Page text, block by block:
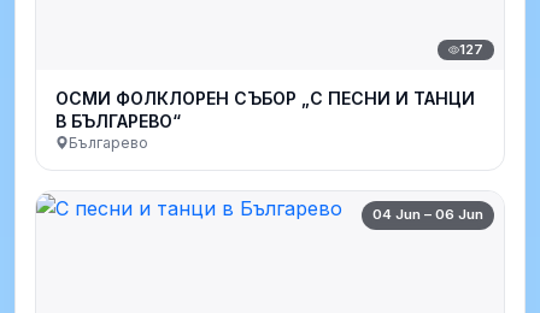
127
ОСМИ ФОЛКЛОРЕН СЪБОР „С ПЕСНИ И ТАНЦИ
В БЪЛГАРЕВО“
Българево
04 Jun – 06 Jun